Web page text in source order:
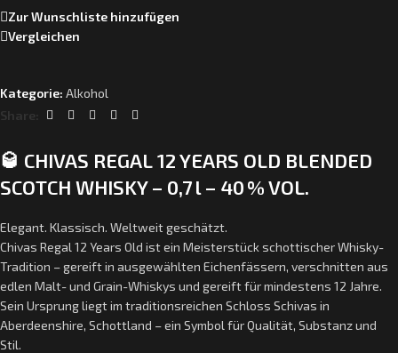
Zur Wunschliste hinzufügen
Vergleichen
Kategorie: Alkohol
Share:
🥃 CHIVAS REGAL 12 YEARS OLD BLENDED
SCOTCH WHISKY – 0,7 l – 40 % VOL.
Elegant. Klassisch. Weltweit geschätzt.
Chivas Regal 12 Years Old ist ein Meisterstück schottischer Whisky-
Tradition – gereift in ausgewählten Eichenfässern, verschnitten aus
edlen Malt- und Grain-Whiskys und gereift für mindestens 12 Jahre.
Sein Ursprung liegt im traditionsreichen Schloss Schivas in
Aberdeenshire, Schottland – ein Symbol für Qualität, Substanz und
Stil.